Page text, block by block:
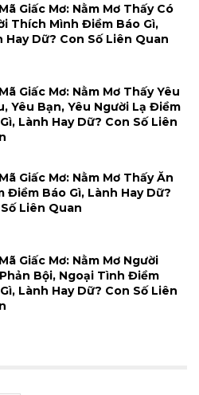
Giấc Mơ: Nằm Mơ Thấy Có
Thích Mình Điềm Báo Gì,
Hay Dữ? Con Số Liên Quan
Giấc Mơ: Nằm Mơ Thấy Yêu
Yêu Bạn, Yêu Người Lạ Điềm
Lành Hay Dữ? Con Số Liên
Giấc Mơ: Nằm Mơ Thấy Ăn
Điềm Báo Gì, Lành Hay Dữ?
Liên Quan
Giấc Mơ: Nằm Mơ Người
Bội, Ngoại Tình Điềm
Lành Hay Dữ? Con Số Liên